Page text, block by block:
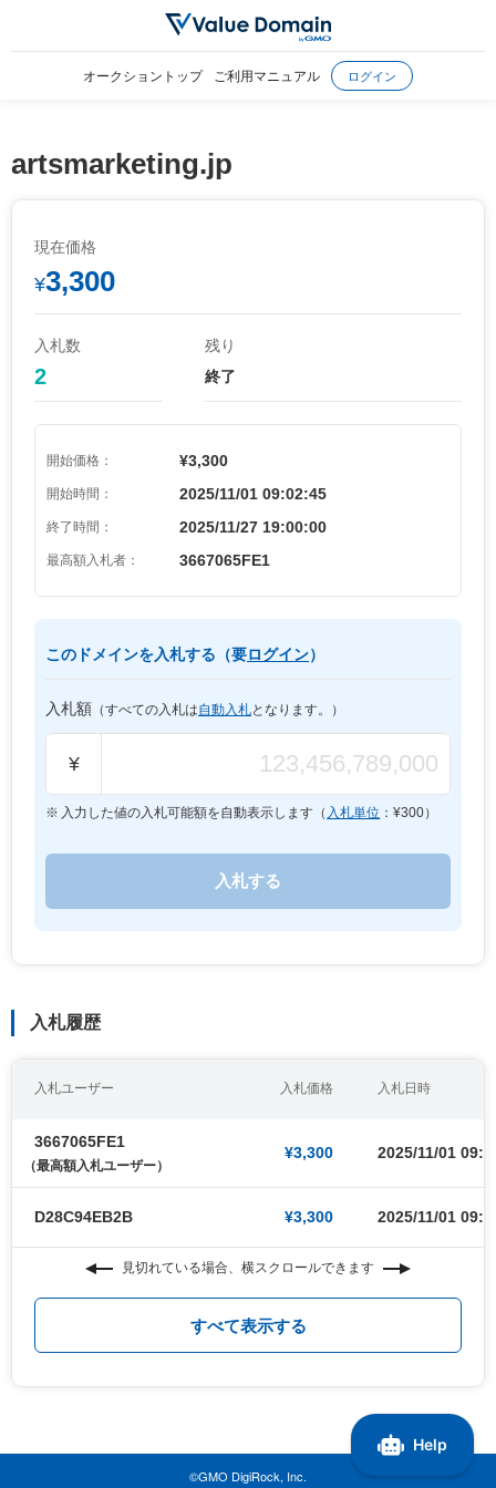
オークショントップ ご利用マニュアル ログイン
artsmarketing.jp
現在価格
¥3,300
入札数
2
残り
終了
開始価格： ¥3,300
開始時間： 2025/11/01 09:02:45
終了時間： 2025/11/27 19:00:00
最高額入札者： 3667065FE1
このドメインを入札する（要ログイン）
入札額 （すべての入札は自動入札となります。）
¥
入力した値の入札可能額を自動表示します（ 入札単位 ：¥300）
入札履歴
入札ユーザー 入札価格 入札日時
3667065FE1
（最高額入札ユーザー）
¥3,300 2025/11/01
D28C94EB2B ¥3,300 2025/11/01
見切れている場合、横スクロールできます
すべて表示する
©GMO DigiRock, Inc.